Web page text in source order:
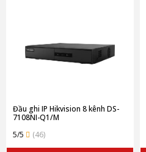
Đầu ghi IP Hikvision 8 kênh DS-
7108NI-Q1/M
5/5
(46)